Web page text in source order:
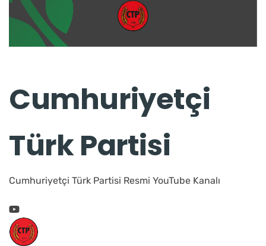
Cumhuriyetçi
Türk Partisi
Cumhuriyetçi Türk Partisi Resmi YouTube Kanalı